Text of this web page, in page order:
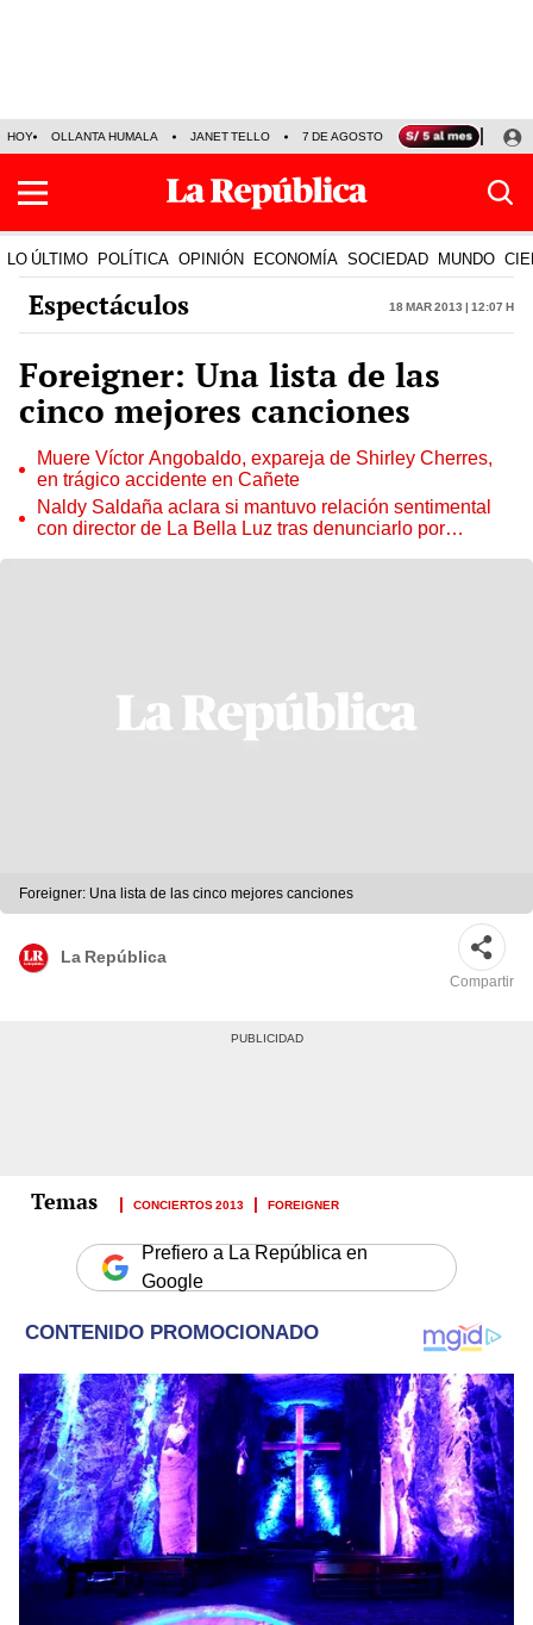
HOY OLLANTA HUMALA JANET TELLO 7 DE AGOSTO TINKA RESULTADOS
LO ÚLTIMO POLÍTICA OPINIÓN ECONOMÍA SOCIEDAD MUNDO
Espectáculos 18 Mar 2013 | 12:07 h
Foreigner: Una lista de las
cinco mejores canciones
Muere Víctor Angobaldo, expareja de Shirley Cherres,
en trágico accidente en Cañete
Naldy Saldaña aclara si mantuvo relación sentimental
con director de La Bella Luz tras denunciarlo por
Foreigner: Una lista de las cinco mejores canciones
La República
Compartir
CONCIERTOS 2013 FOREIGNER
Prefiero a La República en
Google